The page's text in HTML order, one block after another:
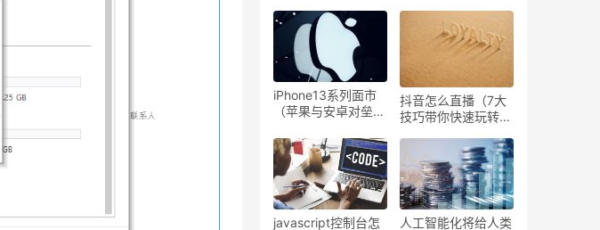
iPhone13系列面市
（苹果与安卓对垒高
抖音怎么直播（7大
技巧带你快速玩转抖
javascript控制台怎
人工智能化将给人类